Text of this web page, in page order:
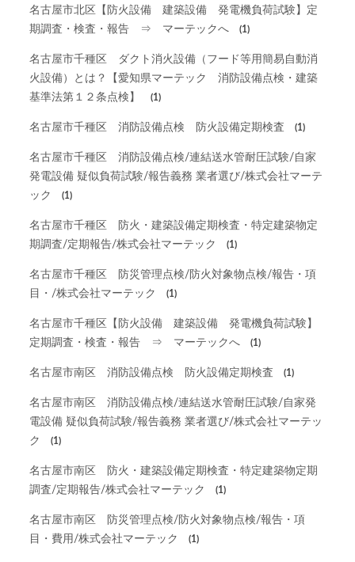
名古屋市北区【防火設備 建築設備 発電機負荷試験】定
期調査・検査・報告 ⇒ マーテックへ
(1)
名古屋市千種区 ダクト消火設備（フード等用簡易自動消
火設備）とは？【愛知県マーテック 消防設備点検・建築
基準法第１２条点検】
(1)
名古屋市千種区 消防設備点検 防火設備定期検査 (1)
名古屋市千種区 消防設備点検/連結送水管耐圧試験/自家
発電設備 疑似負荷試験/報告義務 業者選び/株式会社マーテ
ック
(1)
名古屋市千種区 防火・建築設備定期検査・特定建築物定
期調査/定期報告/株式会社マーテック
(1)
名古屋市千種区 防災管理点検/防火対象物点検/報告・項
目・/株式会社マーテック
(1)
名古屋市千種区【防火設備 建築設備 発電機負荷試験】
定期調査・検査・報告 ⇒ マーテックへ
(1)
名古屋市南区 消防設備点検 防火設備定期検査 (1)
名古屋市南区 消防設備点検/連結送水管耐圧試験/自家発
電設備 疑似負荷試験/報告義務 業者選び/株式会社マーテッ
ク
(1)
名古屋市南区 防火・建築設備定期検査・特定建築物定期
調査/定期報告/株式会社マーテック
(1)
名古屋市南区 防災管理点検/防火対象物点検/報告・項
目・費用/株式会社マーテック
(1)